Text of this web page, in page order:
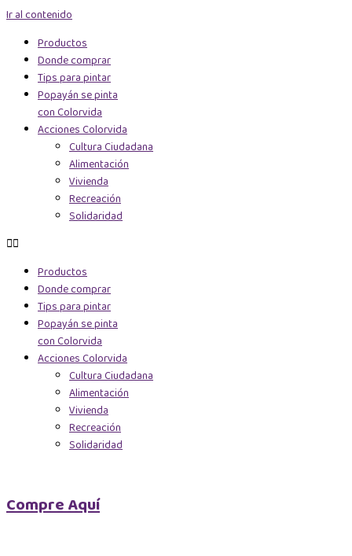
Ir al contenido
Productos
Donde comprar
Tips para pintar
Popayán se pinta
con Colorvida
Acciones Colorvida
Cultura Ciudadana
Alimentación
Vivienda
Recreación
Solidaridad
Productos
Donde comprar
Tips para pintar
Popayán se pinta
con Colorvida
Acciones Colorvida
Cultura Ciudadana
Alimentación
Vivienda
Recreación
Solidaridad
Compre Aquí